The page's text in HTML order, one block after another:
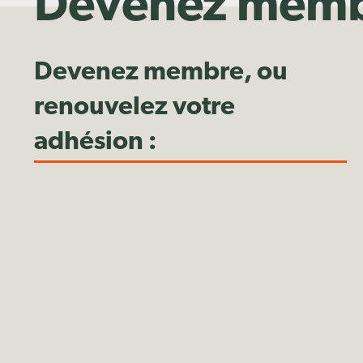
Devenez membre, ou
renouvelez votre
adhésion :